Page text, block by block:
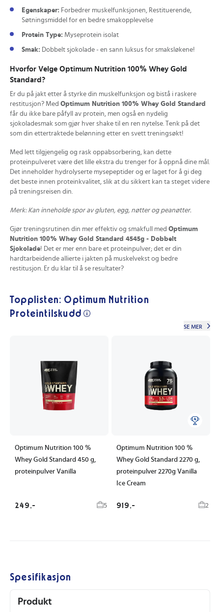
Egenskaper: Forbedrer muskelfunksjonen, Restituerende,
Søtningsmiddel for en bedre smakopplevelse
Protein Type: Myseprotein isolat
Smak: Dobbelt sjokolade - en sann luksus for smaksløkene!
Hvorfor Velge Optimum Nutrition 100% Whey Gold
Standard?
Er du på jakt etter å styrke din muskelfunksjon og bistå i raskere
restitusjon? Med Optimum Nutrition 100% Whey Gold Standard
får du ikke bare påfyll av protein, men også en nydelig
sjokoladesmak som gjør hver shake til en ren nytelse. Tenk på det
som din ettertraktede belønning etter en svett treningsøkt!
Med lett tilgjengelig og rask oppabsorbering, kan dette
proteinpulveret være det lille ekstra du trenger for å oppnå dine mål.
Det inneholder hydrolyserte mysepeptider og er laget for å gi deg
det beste innen proteinkvalitet, slik at du sikkert kan ta steget videre
på treningsreisen din.
Merk: Kan inneholde spor av gluten, egg, nøtter og peanøtter.
Gjør treningsrutinen din mer effektiv og smakfull med Optimum
Nutrition 100% Whey Gold Standard 4545g - Dobbelt
Sjokolade! Det er mer enn bare et proteinpulver; det er din
hardtarbeidende allierte i jakten på muskelvekst og bedre
restitusjon. Er du klar til å se resultater?
Topplisten: Optimum Nutrition
Proteintilskudd
SE MER
Optimum Nutrition 100 %
Whey Gold Standard 450 g,
proteinpulver Vanilla
249,- 5
Optimum Nutrition 100 %
Whey Gold Standard 2270 g,
proteinpulver 2270g Vanilla
Ice Cream
919,- 2
Spesifikasjon
Produkt